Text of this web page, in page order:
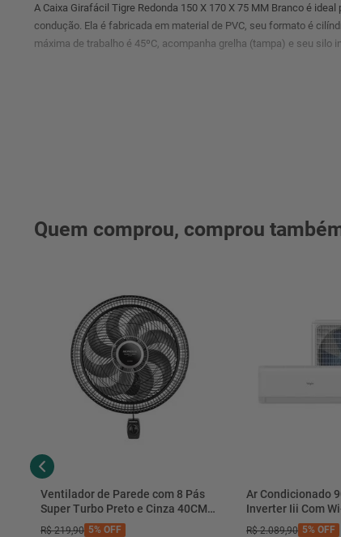
A Caixa Girafácil Tigre Redonda 150 X 170 X 75 MM Branco é
condução. Ela é fabricada em material de PVC, seu formato é
máxima de trabalho é 45ºC, acompanha grelha (tampa) e seu silo
Quem comprou, comprou
Ventilador de Parede com 8 Pás
Super Turbo Preto e Cinza 40CM
220V 140W - VTX-40P-8P - Mondial
R$ 219,90 5% OFF
Ar Condicionado
Inverter Iii Com
R$ 2.089,90 5% OFF